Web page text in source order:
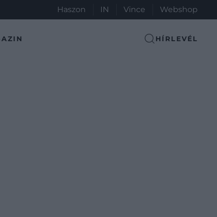
Haszon IN Vince Webshop
HÍRLEVÉL